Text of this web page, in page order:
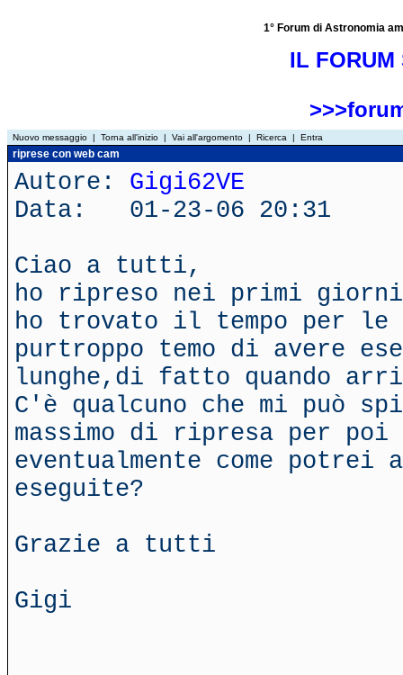
1° Forum di Astronomia
IL FORUM
Nuovo messaggio | Torna all'inizio | Vai all'argomento | Ricerca | Entra
riprese con web cam
Autore: Gigi62VE
Data: 01-23-06 20:31
Ciao a tutti,
ho ripreso nei primi
ho trovato il tempo per le
purtroppo temo di avere
lunghe,di fatto quando
C'è qualcuno che mi può
massimo di ripresa per poi
eventualmente come
eseguite?
Grazie a tutti
Gigi